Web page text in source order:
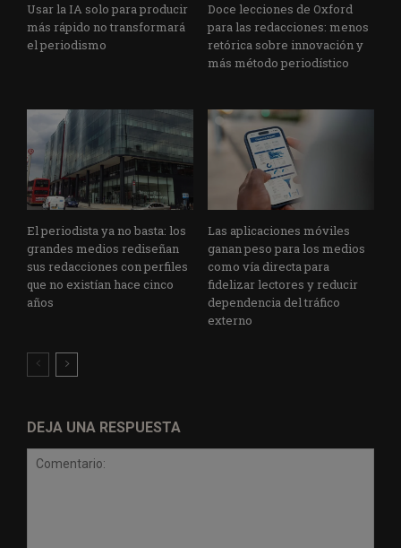
Usar la IA solo para producir
más rápido no transformará
el periodismo
Doce lecciones de Oxford
para las redacciones: menos
retórica sobre innovación y
más método periodístico
El periodista ya no basta: los
grandes medios rediseñan
sus redacciones con perfiles
que no existían hace cinco
años
Las aplicaciones móviles
ganan peso para los medios
como vía directa para
fidelizar lectores y reducir
dependencia del tráfico
externo
DEJA UNA RESPUESTA